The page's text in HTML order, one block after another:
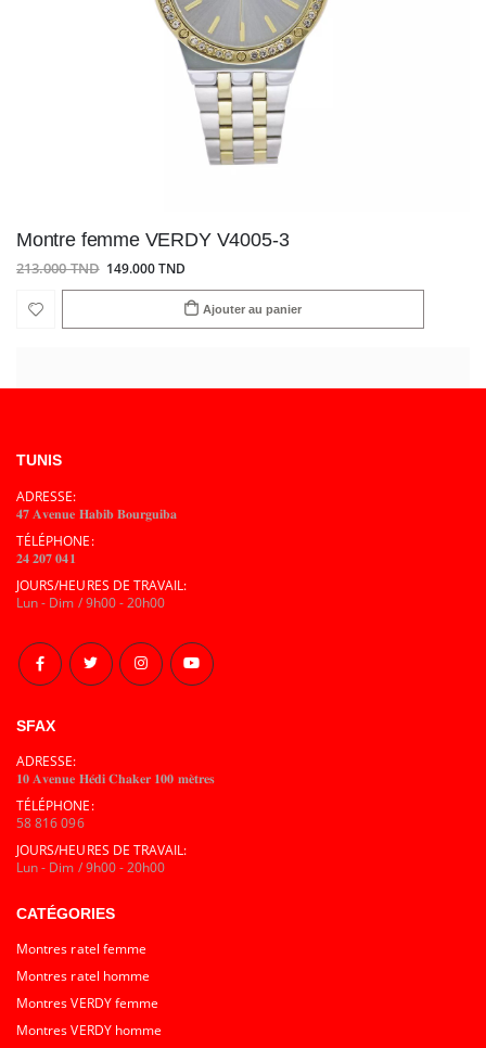
Montre femme VERDY V4005-3
213.000 TND 149.000 TND
Ajouter au panier
TUNIS
ADRESSE:
𝟒𝟕 𝐀𝐯𝐞𝐧𝐮𝐞 𝐇𝐚𝐛𝐢𝐛 𝐁𝐨𝐮𝐫𝐠𝐮𝐢𝐛𝐚
TÉLÉPHONE:
𝟐𝟒 𝟐𝟎𝟕 𝟎𝟒𝟏
JOURS/HEURES DE TRAVAIL:
Lun - Dim / 9h00 - 20h00
SFAX
ADRESSE:
𝟏𝟎 𝐀𝐯𝐞𝐧𝐮𝐞 𝐇𝐞́𝐝𝐢 𝐂𝐡𝐚𝐤𝐞𝐫 𝟏𝟎𝟎 𝐦𝐞̀𝐭𝐫𝐞𝐬
TÉLÉPHONE:
58 816 096
JOURS/HEURES DE TRAVAIL:
Lun - Dim / 9h00 - 20h00
CATÉGORIES
Montres ratel femme
Montres ratel homme
Montres VERDY femme
Montres VERDY homme